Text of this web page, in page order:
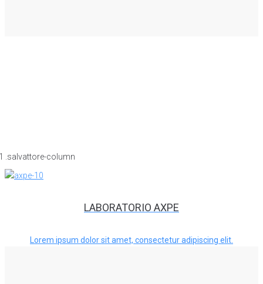
LABORATORIO AXPE
Lorem ipsum dolor sit amet, consectetur adipiscing elit.